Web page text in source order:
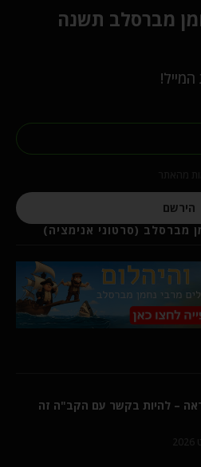
מברסלב תשנה
הירשם
מברסלב (סרטוני אנימציה)
– להיות בקשר עם הקב"ה זה